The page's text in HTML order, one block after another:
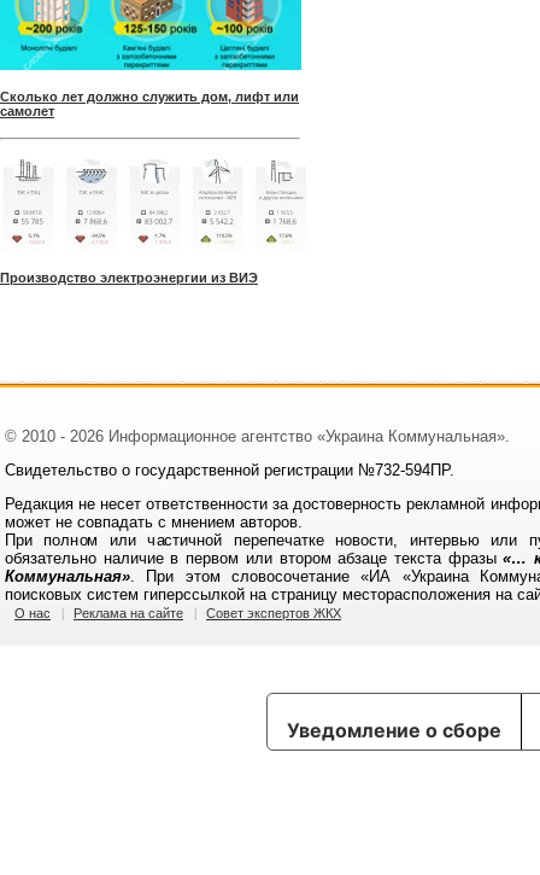
Сколько лет должно служить дом, лифт или
самолет
Производство электроэнергии из ВИЭ
© 2010 - 2026 Информационное агентство «Украина Коммунальная».
Свидетельство о государственной регистрации №732-594ПР.
Редакция не несет ответственности за достоверность рекламной
может не совпадать с мнением авторов.
При полном или частичной перепечатке новости, интервью или
обязательно наличие в первом или втором абзаце текста фразы «…
Коммунальная». При этом словосочетание «ИА «Украина
поисковых систем гиперссылкой на страницу месторасположения на
О нас Реклама на сайте Совет экспертов ЖКХ
Уведомление о сборе